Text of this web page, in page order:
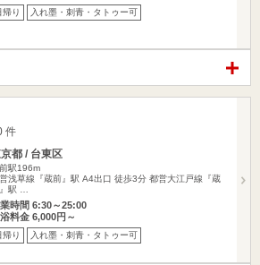
帰り 入れ墨・刺青・タトゥー可
件
都 / 台東区
駅196m
浅草線『蔵前』駅 A4出口 徒歩3分 都営大江戸線『蔵
駅 …
時間 6:30～25:00
料金 6,000円～
帰り 入れ墨・刺青・タトゥー可